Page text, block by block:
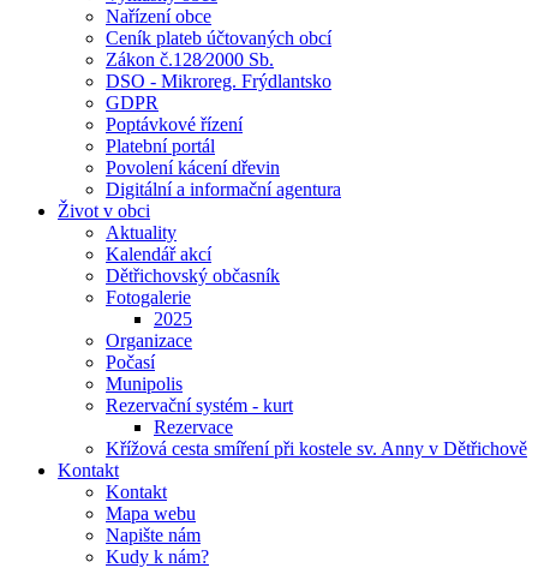
Nařízení obce
Ceník plateb účtovaných obcí
Zákon č.128⁄2000 Sb.
DSO - Mikroreg. Frýdlantsko
GDPR
Poptávkové řízení
Platební portál
Povolení kácení dřevin
Digitální a informační agentura
Život v obci
Aktuality
Kalendář akcí
Dětřichovský občasník
Fotogalerie
2025
Organizace
Počasí
Munipolis
Rezervační systém - kurt
Rezervace
Křížová cesta smíření při kostele sv. Anny v Dětřichově
Kontakt
Kontakt
Mapa webu
Napište nám
Kudy k nám?